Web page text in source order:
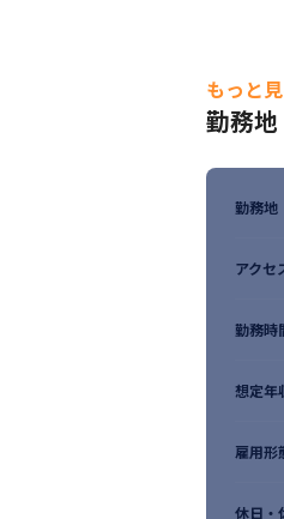
もっと
勤務
勤務地
アクセ
勤務時
想定年
雇用形
休日・